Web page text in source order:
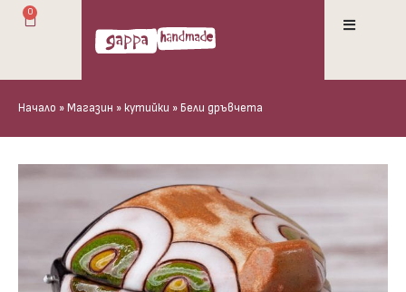
0
Начало » Магазин » кутийки » Бели дръвчета